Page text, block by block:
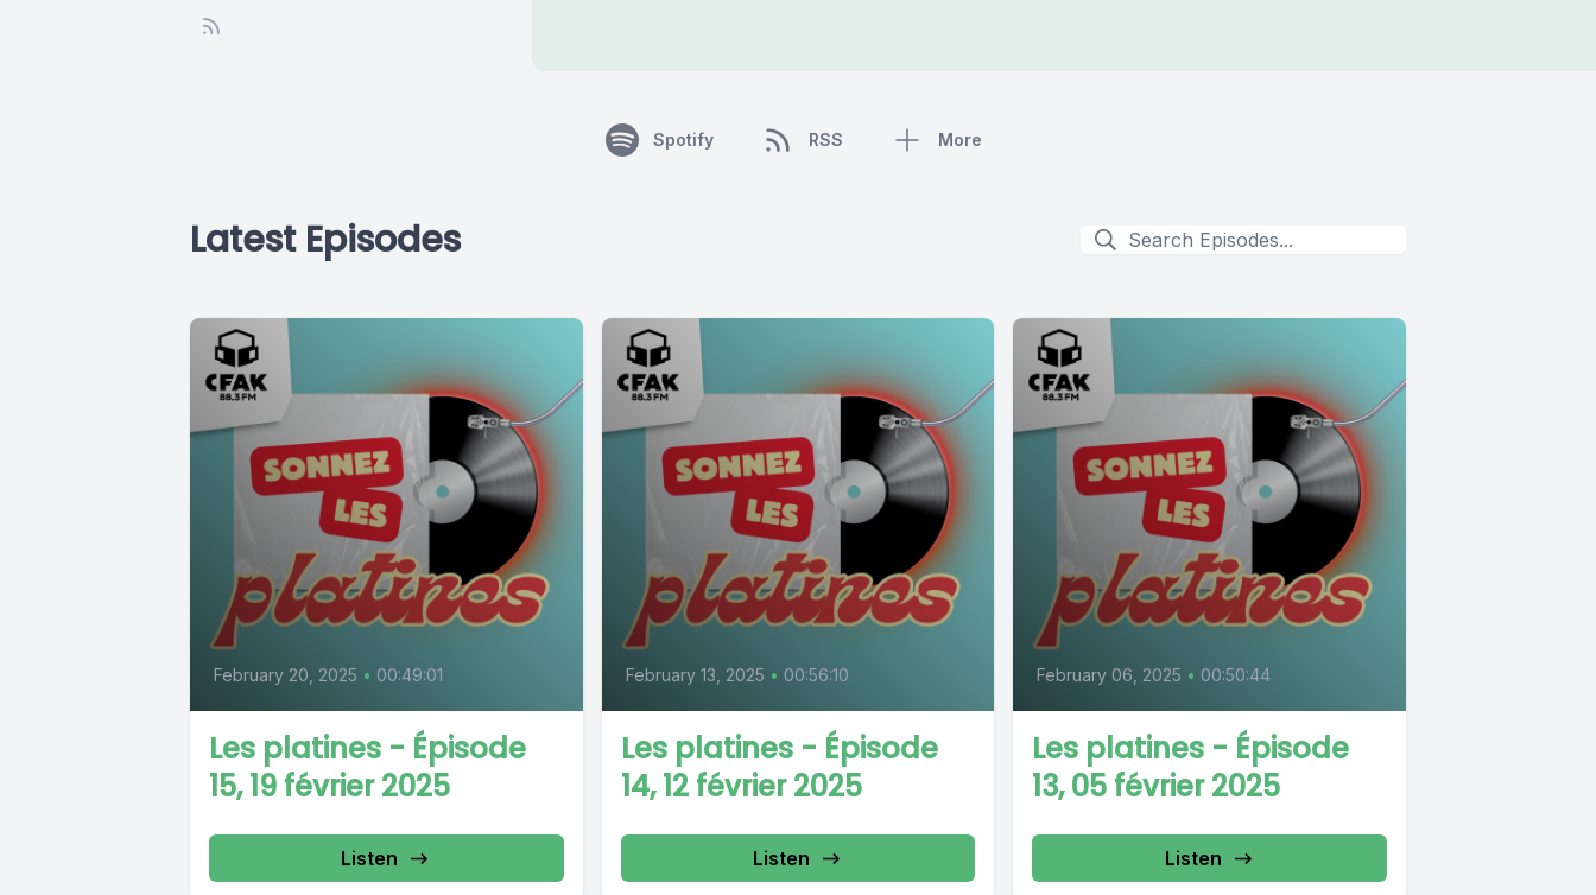
Spotify RSS More
Latest Episodes
February 20, 2025 • 00:49:01
Les platines - Épisode
15, 19 février 2025
Listen
February 13, 2025 • 00:56:10
Les platines - Épisode
14, 12 février 2025
Listen
February 06, 2025 • 00:50:44
Les platines - Épisode
13, 05 février 2025
Listen